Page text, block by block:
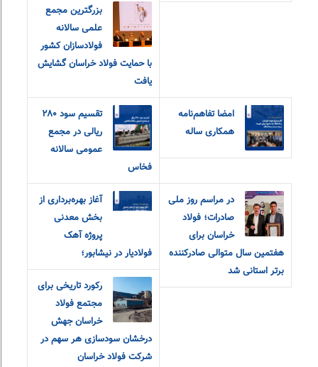
بزرگترین مجمع
علمی سالانه
فولادسازان کشور
با حمایت فولاد خراسان گشایش
یافت
امضا تفاهم‌نامه
همکاری ساله
تقسیم سود ۲۸۰
ریالی در مجمع
عمومی سالانه
فخاس
در مراسم روز ملی
صادرات؛ فولاد
خراسان برای
هفتمین سال متوالی صادرکننده
برتر استانی شد
آغاز بهره‌برداری از
بخش معدنی
پروژه آهک
فولادیار در نیشابور؛
رکورد تاریخی برای
مجتمع فولاد
خراسان جهش
درخشان سودسازی هر سهم در
شرکت فولاد خراسان